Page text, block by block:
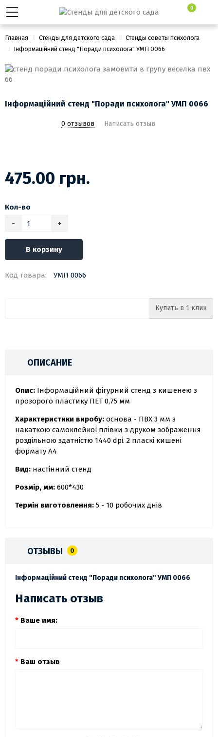
0
Главная Стенды для детского сада
Стенды советы психолога
Інформаційний стенд "Поради психолога" УМП 0066
Інформаційний стенд "Поради психолога" УМП 0066
0 отзывов Написать отзыв
475.00 грн.
Кол-во
-
+
В корзину
Код товара: УМП 0066
Купить в 1 клик
ОПИСАНИЕ
Опис: Інформаційний фігурний стенд з кишенею з
прозорого пластику ПЕТ 0,75 мм
Характеристики виробу: основа - ПВХ 3 мм з
накаткою самоклейкої плівки з друком зображення
роздільною здатністю 1440 dpi. 2 пласкі кишені
формату А4
Вид: настінний стенд
Розмір, мм: 600*430
Термін виготовлення: 5 - 10 робочих днів
ОТЗЫВЫ 0
Інформаційний стенд "Поради психолога" УМП 0066
Написать отзыв
Ваше имя:
Ваш отзыв